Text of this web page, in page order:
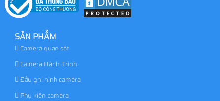
SẢN PHẨM
Camera quan sát
Camera Hành Trình
Đầu ghi hình camera
Phụ kiện camera